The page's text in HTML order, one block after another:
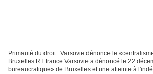
Primauté du droit : Varsovie dénonce le
Bruxelles RT france Varsovie a dénoncé le 22
bureaucratique» de Bruxelles et une atteinte à